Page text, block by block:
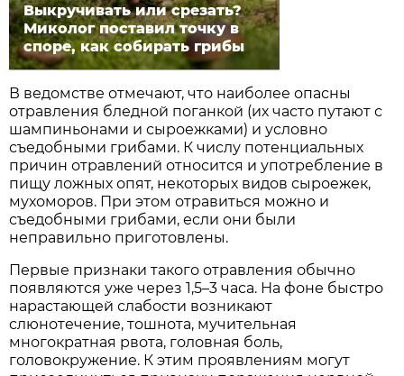
Выкручивать или срезать?
Миколог поставил точку в
споре, как собирать грибы
В ведомстве отмечают, что наиболее опасны
отравления бледной поганкой (их часто путают с
шампиньонами и сыроежками) и условно
съедобными грибами. К числу потенциальных
причин отравлений относится и употребление в
пищу ложных опят, некоторых видов сыроежек,
мухоморов. При этом отравиться можно и
съедобными грибами, если они были
неправильно приготовлены.
Первые признаки такого отравления обычно
появляются уже через 1,5–3 часа. На фоне быстро
нарастающей слабости возникают
слюнотечение, тошнота, мучительная
многократная рвота, головная боль,
головокружение. К этим проявлениям могут